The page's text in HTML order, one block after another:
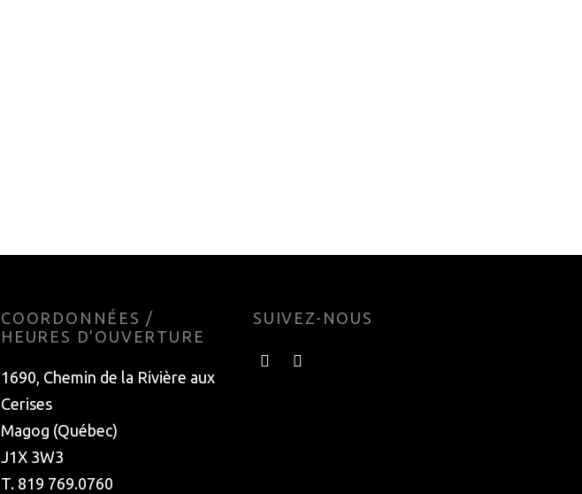
Choisir les options
Choisir les options
COORDONNÉES /
HEURES D’OUVERTURE
1690, Chemin de la Rivière aux
Cerises
Magog (Québec)
J1X 3W3
T. 819 769.0760
SUIVEZ-NOUS